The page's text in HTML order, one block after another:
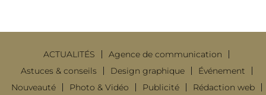
ACTUALITÉS
Agence de communication
Astuces & conseils
Design graphique
Événement
Nouveauté
Photo & Vidéo Publicité
Rédaction web